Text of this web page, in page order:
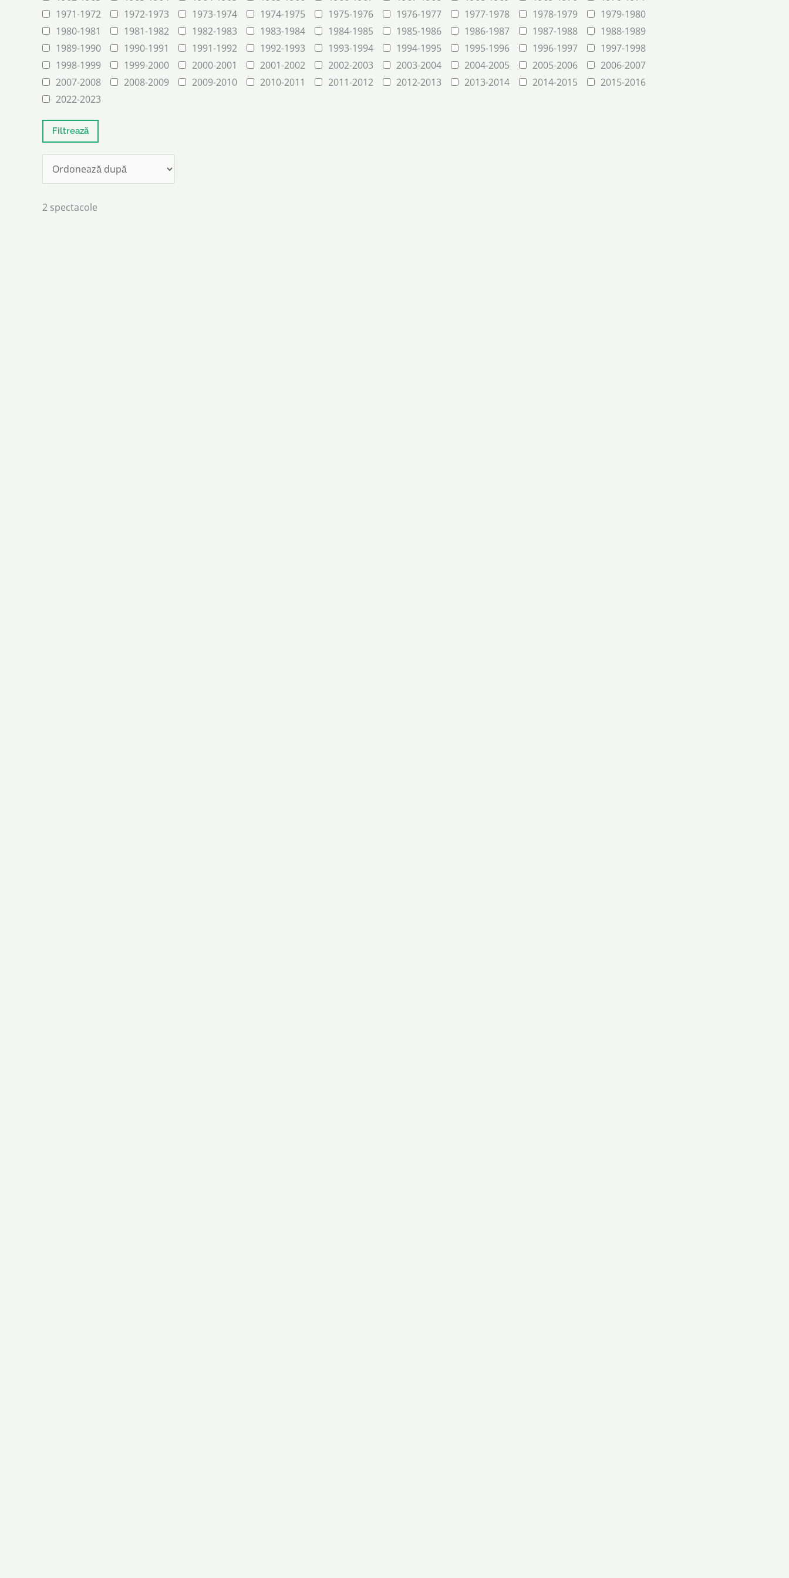
1971-1972
1972-1973 1973-1974 1974-1975 1975-1976 1976-1977 1977-1978 1978-1979
1979-1980
1980-1981
1981-1982 1982-1983 1983-1984 1984-1985 1985-1986 1986-1987 1987-1988
1988-1989
1989-1990
1990-1991 1991-1992 1992-1993 1993-1994 1994-1995 1995-1996 1996-1997
1997-1998
1998-1999
1999-2000 2000-2001 2001-2002 2002-2003 2003-2004 2004-2005 2005-2006
2006-2007
2007-2008
2008-2009 2009-2010 2010-2011 2011-2012 2012-2013 2013-2014 2014-2015
2015-2016
2022-2023
2 spectacole